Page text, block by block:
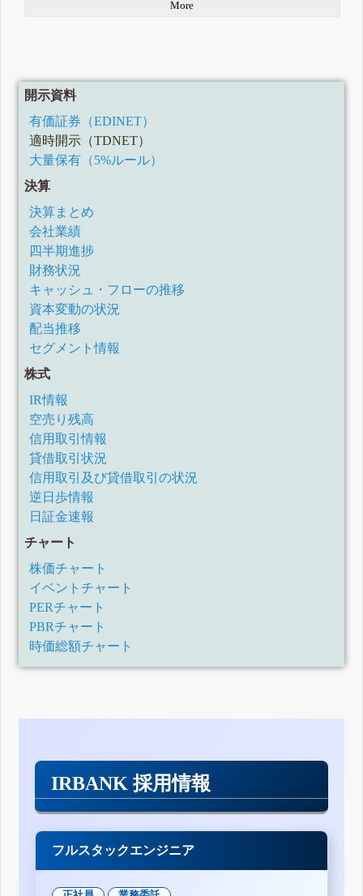
More
開示資料
有価証券（EDINET）
適時開示（TDNET）
大量保有（5%ルール）
決算
決算まとめ
会社業績
四半期進捗
財務状況
キャッシュ・フローの推移
資本変動の状況
配当推移
セグメント情報
株式
IR情報
空売り残高
信用取引情報
貸借取引状況
信用取引及び貸借取引の状況
逆日歩情報
日証金速報
チャート
株価チャート
イベントチャート
PERチャート
PBRチャート
時価総額チャート
IRBANK 採用情報
フルスタックエンジニア